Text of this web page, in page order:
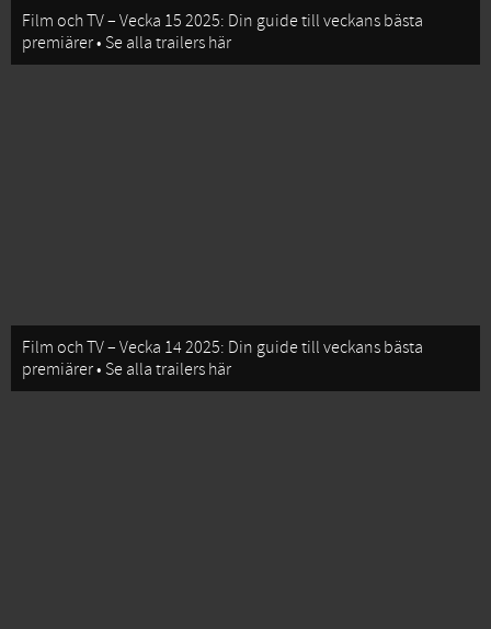
Film och TV – Vecka 15 2025: Din guide till veckans bästa
premiärer • Se alla trailers här
Film och TV – Vecka 14 2025: Din guide till veckans bästa
premiärer • Se alla trailers här